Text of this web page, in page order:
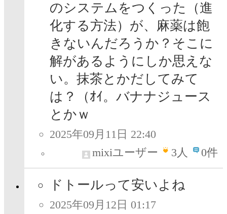
のシステムをつくった（進
化する方法）が、麻薬は飽
きないんだろうか？そこに
解があるようにしか思えな
い。抹茶とかだしてみて
は？（ｵｲ。バナナジュース
とかｗ
2025年09月11日 22:40
mixiユーザー
3人 0件
ドトールって安いよね
2025年09月12日 01:17